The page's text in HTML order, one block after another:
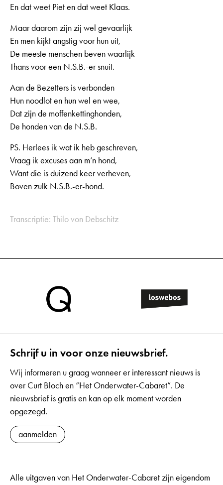
En dat weet Piet en dat weet Klaas.
Maar daarom zijn zij wel gevaarlijk
En men kijkt angstig voor hun uit,
De meeste menschen beven waarlijk
Thans voor een N.S.B.-er snuit.
Aan de Bezetters is verbonden
Hun noodlot en hun wel en wee,
Dat zijn de moffenkettinghonden,
De honden van de N.S.B.
PS. Herlees ik wat ik heb geschreven,
Vraag ik excuses aan m’n hond,
Want die is duizend keer verheven,
Boven zulk N.S.B.-er-hond.
Transcriptie: Thilo von Debschitz
Schrijf u in voor onze nieuwsbrief.
Wij informeren u graag wanneer er interessant nieuws is
over Curt Bloch en “Het Onderwater-Cabaret”. De
nieuwsbrief is gratis en kan op elk moment worden
opgezegd.
aanmelden
Alle uitgaven van Het Onderwater-Cabaret zijn eigendom